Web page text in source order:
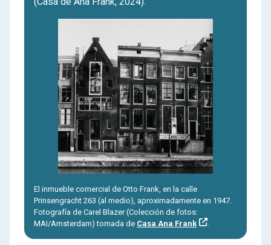
El inmueble comercial de Otto Frank, en la calle
Prinsengracht 263 (al medio), aproximadamente en 1947.
Fotografía de Carel Blazer (Colección de fotos:
MAI/Amsterdam) tomada de Casa Ana Frank